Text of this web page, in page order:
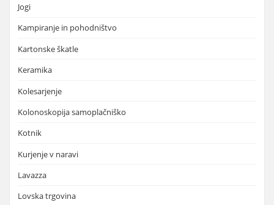
Jogi
Kampiranje in pohodništvo
Kartonske škatle
Keramika
Kolesarjenje
Kolonoskopija samoplačniško
Kotnik
Kurjenje v naravi
Lavazza
Lovska trgovina